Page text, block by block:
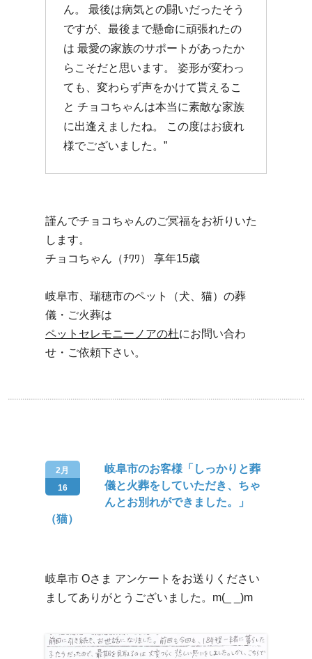
ん。 最後は病気との闘いだったそう
ですが、最後まで懸命に頑張れたの
は 最愛の家族のサポートがあったか
らこそだと思います。 姿形が変わっ
ても、変わらず声をかけて貰えるこ
と チョコちゃんは本当に素敵な家族
に出逢えましたね。 この度はお疲れ
様でございました。”
謹んでチョコちゃんのご冥福をお祈りいた
します。
チョコちゃん（ﾁﾜﾜ） 享年15歳
岐阜市、瑞穂市のペット（犬、猫）の葬
儀・ご火葬は
ペットセレモニーノアの杜にお問い合わ
せ・ご依頼下さい。
2月
16
岐阜市のお客様「しっかりと葬
儀と火葬をしていただき、ちゃ
んとお別れができました。」
（猫）
岐阜市 Oさま アンケートをお送りください
ましてありがとうございました。m(_ _)m